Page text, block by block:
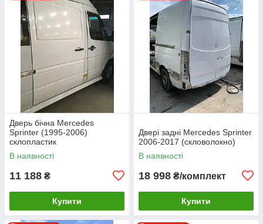
Дверь бічна Mercedes
Sprinter (1995-2006)
склопластик
В наявності
11 188 ₴
Купити
Двері задні Mercedes Sprinter
2006-2017 (скловолокно)
В наявності
18 998 ₴/комплект
Купити